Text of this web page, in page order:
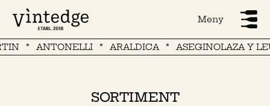
Meny
ANTONELLI ARALDICA ASEGINOLAZA Y
SORTIMENT